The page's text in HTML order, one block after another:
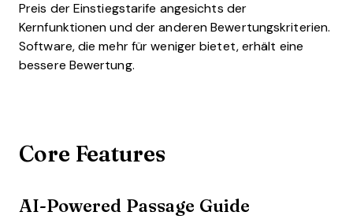
Preis der Einstiegstarife angesichts der
Kernfunktionen und der anderen Bewertungskriterien.
Software, die mehr für weniger bietet, erhält eine
bessere Bewertung.
Core Features
AI-Powered Passage Guide